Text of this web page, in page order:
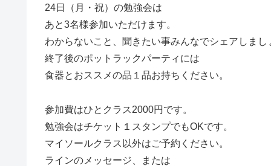
24日（月・祝）の勉強会は
あと3名様参加いただけます。
わからないこと、聞きたい事みんなでシェアしまし
終了後のポットラックパーティには
食器とおススメの品１品お持ちください。
参加費はひとクラス2000円です。
勉強会はチケット１スタンプでもOKです。
マイソールクラス以外はご予約ください。
ラインのメッセージ、または